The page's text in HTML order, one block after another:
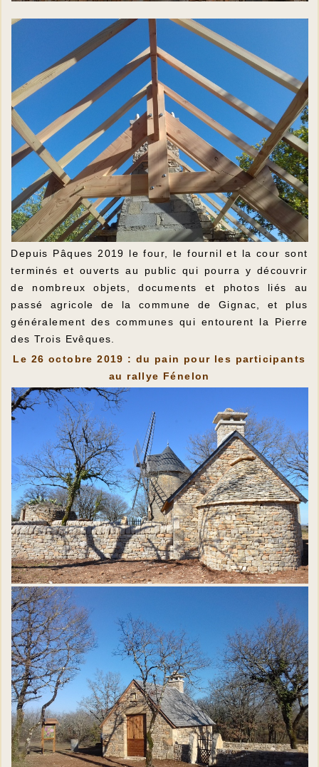
Depuis Pâques 2019 le four, le fournil et la cour sont
terminés et ouverts au public qui pourra y découvrir
de nombreux objets, documents et photos liés au
passé agricole de la commune de Gignac, et plus
généralement des communes qui entourent la Pierre
des Trois Evêques.
Le 26 octobre 2019 : du pain pour les participants
au rallye Fénelon